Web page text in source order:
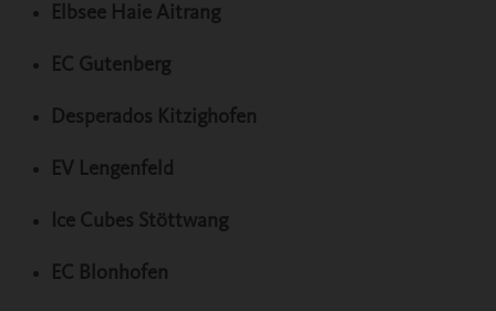
Elbsee Haie Aitrang
EC Gutenberg
Desperados Kitzighofen
EV Lengenfeld
Ice Cubes Stöttwang
EC Blonhofen